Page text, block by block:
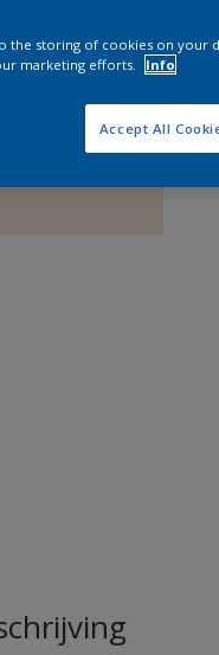
the storing of cookies on your
marketing efforts.
Info
Accept All